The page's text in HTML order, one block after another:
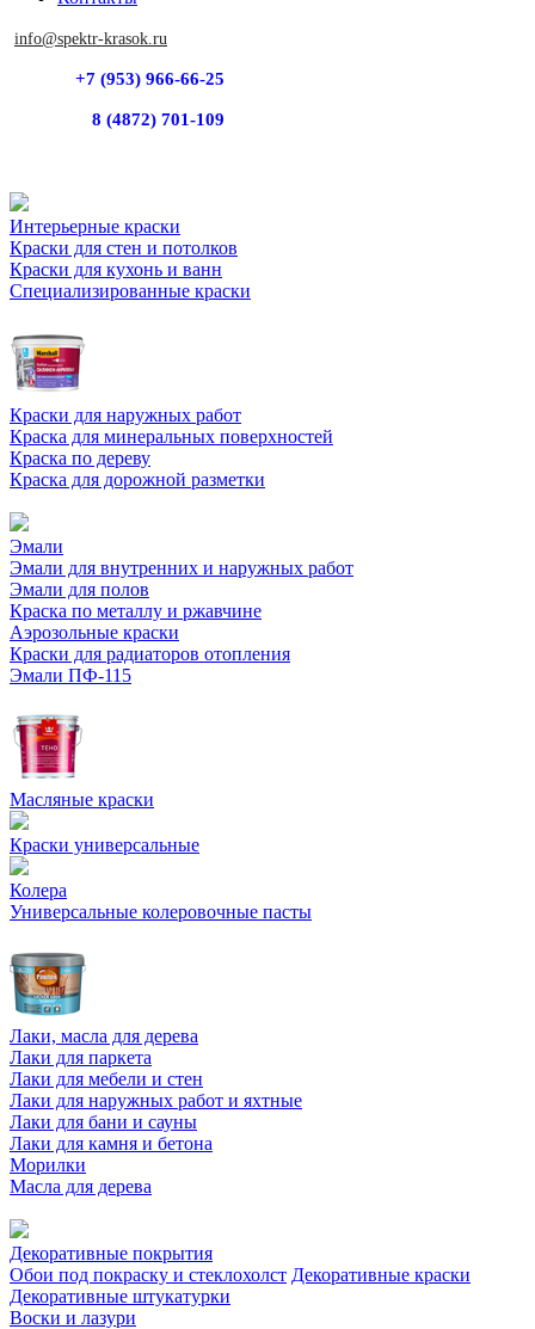
info@spektr-krasok.ru
+7 (953) 966-66-25
8 (4872) 701-109
Интерьерные краски
Краски для стен и потолков
Краски для кухонь и ванн
Специализированные краски
Краски для наружных работ
Краска для минеральных поверхностей
Краска по дереву
Краска для дорожной разметки
Эмали
Эмали для внутренних и наружных работ
Эмали для полов
Краска по металлу и ржавчине
Аэрозольные краски
Краски для радиаторов отопления
Эмали ПФ-115
Масляные краски
Краски универсальные
Колера
Универсальные колеровочные пасты
Лаки, масла для дерева
Лаки для паркета
Лаки для мебели и стен
Лаки для наружных работ и яхтные
Лаки для бани и сауны
Лаки для камня и бетона
Морилки
Масла для дерева
Декоративные покрытия
Обои под покраску и стеклохолст Декоративные краски
Декоративные штукатурки
Воски и лазури